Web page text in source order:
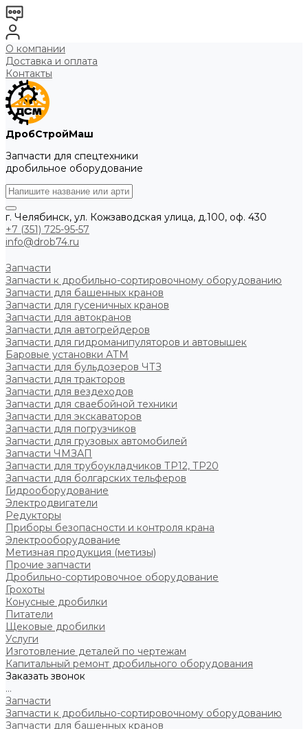
О компании
Доставка и оплата
Контакты
ДробСтройМаш
Запчасти для спецтехники
дробильное оборудование
г. Челябинск, ул. Кожзаводская улица, д.100, оф. 430
+7 (351) 725-95-57
info@drob74.ru
Запчасти
Запчасти к дробильно-сортировочному оборудованию
Запчасти для башенных кранов
Запчасти для гусеничных кранов
Запчасти для автокранов
Запчасти для автогрейдеров
Запчасти для гидроманипуляторов и автовышек
Баровые установки АТМ
Запчасти для бульдозеров ЧТЗ
Запчасти для тракторов
Запчасти для вездеходов
Запчасти для сваебойной техники
Запчасти для экскаваторов
Запчасти для погрузчиков
Запчасти для грузовых автомобилей
Запчасти ЧМЗАП
Запчасти для трубоукладчиков ТР12, ТР20
Запчасти для болгарских тельферов
Гидрооборудование
Электродвигатели
Редукторы
Приборы безопасности и контроля крана
Электрооборудование
Метизная продукция (метизы)
Прочие запчасти
Дробильно-сортировочное оборудование
Грохоты
Конусные дробилки
Питатели
Щековые дробилки
Услуги
Изготовление деталей по чертежам
Капитальный ремонт дробильного оборудования
Заказать звонок
...
Запчасти
Запчасти к дробильно-сортировочному оборудованию
Запчасти для башенных кранов